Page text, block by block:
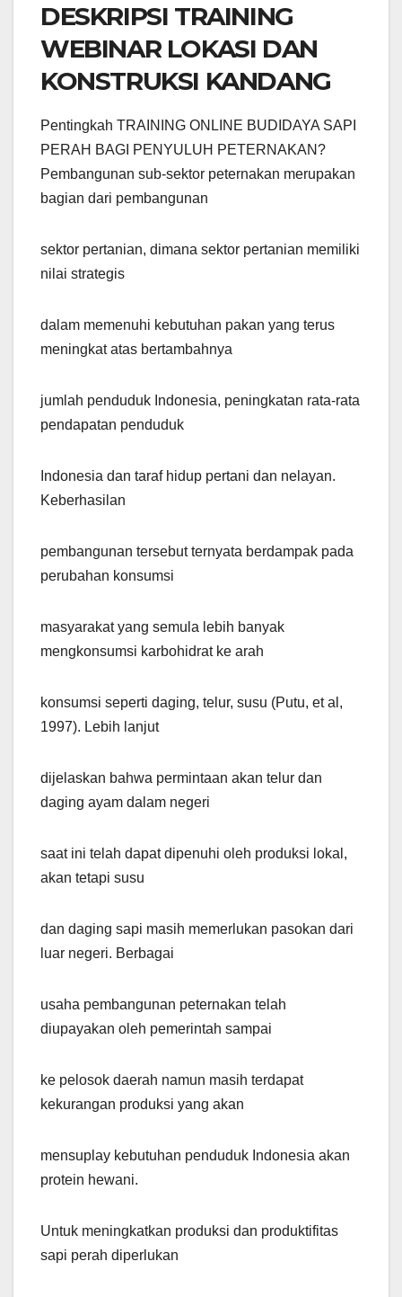
DESKRIPSI TRAINING
WEBINAR LOKASI DAN
KONSTRUKSI KANDANG
Pentingkah TRAINING ONLINE BUDIDAYA SAPI
PERAH BAGI PENYULUH PETERNAKAN?
Pembangunan sub-sektor peternakan merupakan
bagian dari pembangunan
sektor pertanian, dimana sektor pertanian memiliki
nilai strategis
dalam memenuhi kebutuhan pakan yang terus
meningkat atas bertambahnya
jumlah penduduk Indonesia, peningkatan rata-rata
pendapatan penduduk
Indonesia dan taraf hidup pertani dan nelayan.
Keberhasilan
pembangunan tersebut ternyata berdampak pada
perubahan konsumsi
masyarakat yang semula lebih banyak
mengkonsumsi karbohidrat ke arah
konsumsi seperti daging, telur, susu (Putu, et al,
1997). Lebih lanjut
dijelaskan bahwa permintaan akan telur dan
daging ayam dalam negeri
saat ini telah dapat dipenuhi oleh produksi lokal,
akan tetapi susu
dan daging sapi masih memerlukan pasokan dari
luar negeri. Berbagai
usaha pembangunan peternakan telah
diupayakan oleh pemerintah sampai
ke pelosok daerah namun masih terdapat
kekurangan produksi yang akan
mensuplay kebutuhan penduduk Indonesia akan
protein hewani.
Untuk meningkatkan produksi dan produktifitas
sapi perah diperlukan